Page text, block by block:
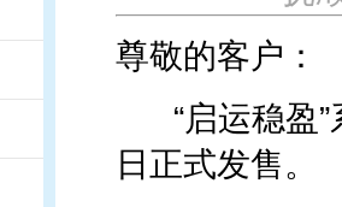
尊敬的客户：
“启运稳盈”
日正式发售。